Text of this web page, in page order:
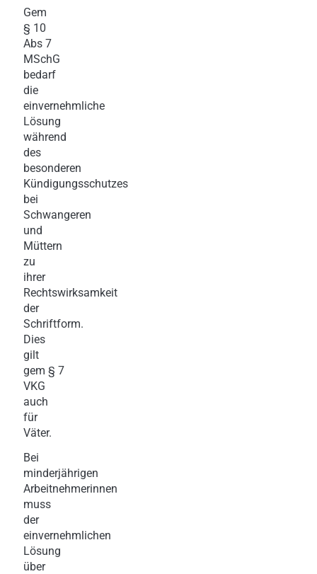
Gem
§ 10
Abs 7
MSchG
bedarf
die
einvernehmliche
Lösung
während
des
besonderen
Kündigungsschutzes
bei
Schwangeren
und
Müttern
zu
ihrer
Rechtswirksamkeit
der
Schriftform.
Dies
gilt
gem § 7
VKG
auch
für
Väter.
Bei
minderjährigen
Arbeitnehmerinnen
muss
der
einvernehmlichen
Lösung
über